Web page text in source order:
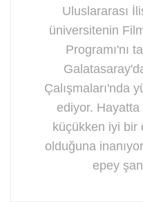
Uluslararası
üniversitenin
Programı'nı
Çalışmaları'nda
ediyor.
küçükken iyi bir
olduğuna
epey